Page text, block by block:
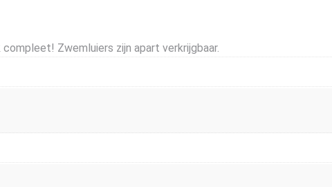
Zwemluiers zijn apart verkrijgbaar.